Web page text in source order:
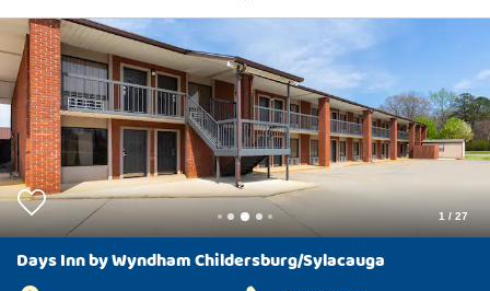
1 / 27
Days Inn by Wyndham Childersburg/Sylacauga